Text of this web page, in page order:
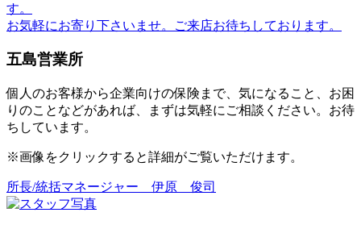
す。
お気軽にお寄り下さいませ。ご来店お待ちしております。
五島営業所
個⼈のお客様から企業向けの保険まで、気になること、お困
りのことなどがあれば、まずは気軽にご相談ください。お待
ちしています。
※画像をクリックすると詳細がご覧いただけます。
所長/統括マネージャー 伊原 俊司